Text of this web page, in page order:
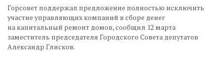
Горсовет поддержал предложение полностью исключить
участие управляющих компаний в сборе денег
на капитальный ремонт домов, сообщил 12 марта
заместитель председателя Городского Совета депутатов
Александр Глисков.